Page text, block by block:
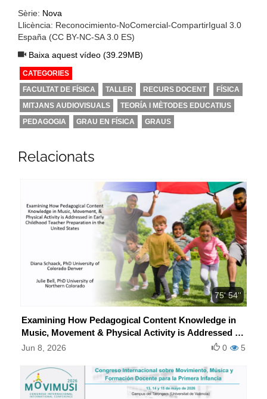
Sèrie: Nova
Llicència: Reconocimiento-NoComercial-CompartirIgual 3.0
España (CC BY-NC-SA 3.0 ES)
Baixa aquest vídeo (39.29MB)
CATEGORIES
FACULTAT DE FÍSICA
TALLER RECURS DOCENT
FÍSICA
MITJANS AUDIOVISUALS
TEORÍA I MÈTODES EDUCATIUS
PEDAGOGIA
GRAU EN FÍSICA GRAUS
Relacionats
75' 54''
Examining How Pedagogical Content Knowledge in
Music, Movement & Physical Activity is Addressed in
Early Childhood Teacher Preparation in the United
Jun 8, 2026 5
0